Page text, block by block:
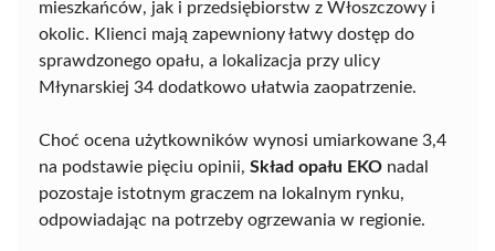
mieszkańców, jak i przedsiębiorstw z Włoszczowy i
okolic. Klienci mają zapewniony łatwy dostęp do
sprawdzonego opału, a lokalizacja przy ulicy
Młynarskiej 34 dodatkowo ułatwia zaopatrzenie.
Choć ocena użytkowników wynosi umiarkowane 3,4
na podstawie pięciu opinii, Skład opału EKO nadal
pozostaje istotnym graczem na lokalnym rynku,
odpowiadając na potrzeby ogrzewania w regionie.